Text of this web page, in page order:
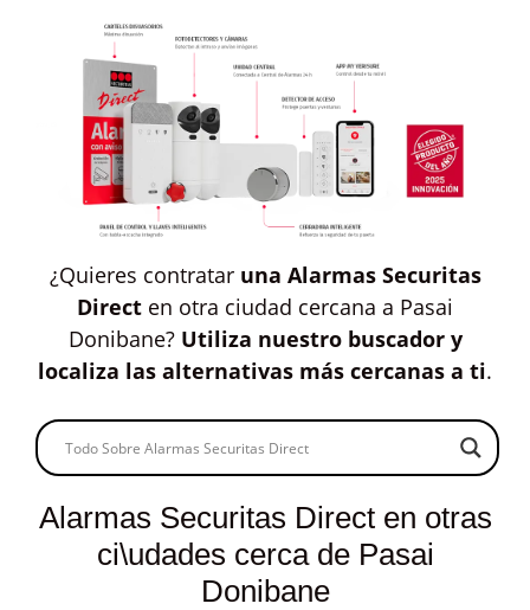
¿Quieres contratar una Alarmas Securitas
Direct en otra ciudad cercana a Pasai
Donibane? Utiliza nuestro buscador y
localiza las alternativas más cercanas a ti.
Alarmas Securitas Direct en otras
ci\udades cerca de Pasai
Donibane